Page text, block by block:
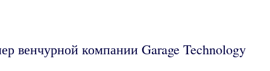
венчурной компании Garage Technology